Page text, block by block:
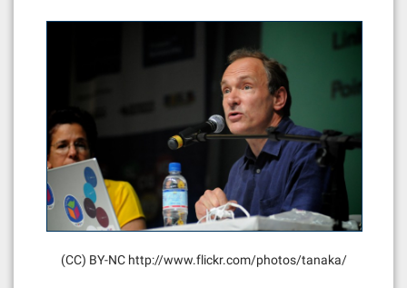
(CC) BY-NC http://www.flickr.com/photos/tanaka/